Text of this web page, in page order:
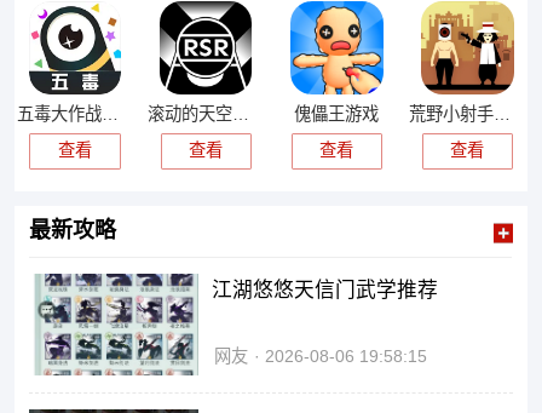
五毒大作战最新版
查看
查看
傀儡王游戏
查看
查看
最新攻略
江湖悠悠天信门武学推荐
网友 2026-08-06 19:58:15